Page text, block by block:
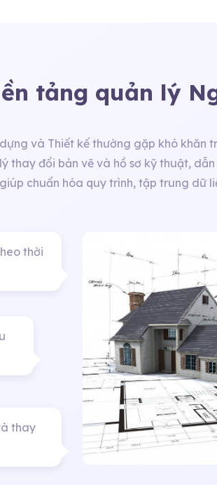
tảng quản lý
và Thiết kế thường gặp khó khăn
thay đổi bản vẽ và hồ sơ kỹ thuật,
giúp chuẩn hóa quy trình, tập trung dữ
thời
thay